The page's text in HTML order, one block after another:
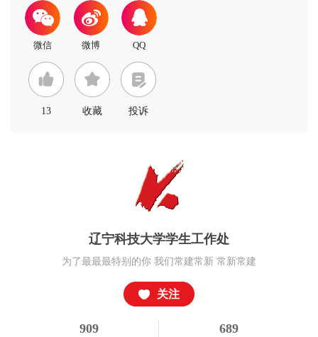
13 收藏 投诉
辽宁科技大学学生工作处
为了最最最特别的你 我们常建常新 常新常建
关注
909 689